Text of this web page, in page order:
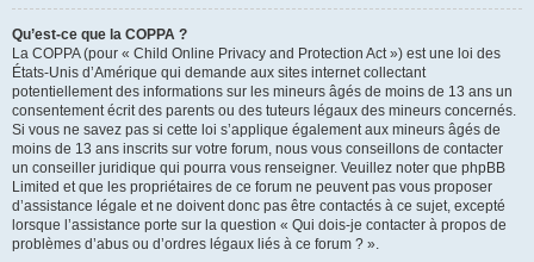
Qu’est-ce que la COPPA ?
La COPPA (pour « Child Online Privacy and Protection Act ») est une loi des
États-Unis d’Amérique qui demande aux sites internet collectant
potentiellement des informations sur les mineurs âgés de moins de 13 ans un
consentement écrit des parents ou des tuteurs légaux des mineurs concernés.
Si vous ne savez pas si cette loi s’applique également aux mineurs âgés de
moins de 13 ans inscrits sur votre forum, nous vous conseillons de contacter
un conseiller juridique qui pourra vous renseigner. Veuillez noter que phpBB
Limited et que les propriétaires de ce forum ne peuvent pas vous proposer
d’assistance légale et ne doivent donc pas être contactés à ce sujet, excepté
lorsque l’assistance porte sur la question « Qui dois-je contacter à propos de
problèmes d’abus ou d’ordres légaux liés à ce forum ? ».